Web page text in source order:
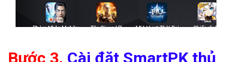
Bước 3. Cài đặt SmartPK thủ